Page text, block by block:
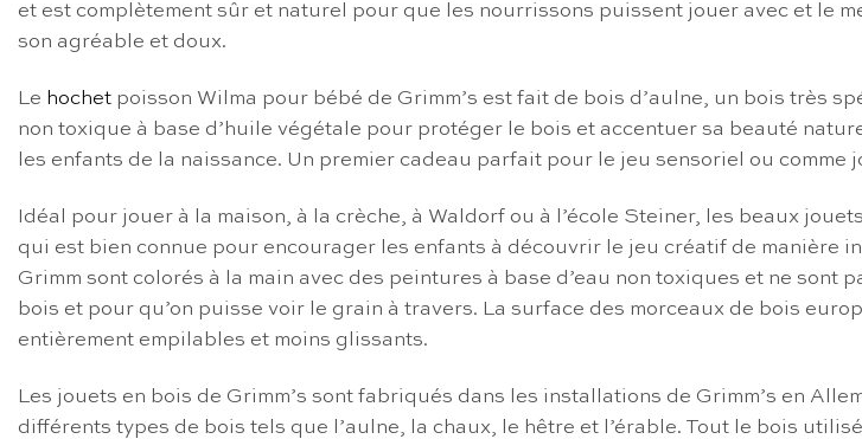
et est complètement sûr et naturel pour que les nourrissons puissent jouer avec et le
son agréable et doux.
Le hochet poisson Wilma pour bébé de Grimm’s est fait de bois d’aulne, un bois très
non toxique à base d’huile végétale pour protéger le bois et accentuer sa beauté
les enfants de la naissance. Un premier cadeau parfait pour le jeu sensoriel ou comme
Idéal pour jouer à la maison, à la crèche, à Waldorf ou à l’école Steiner, les beaux
qui est bien connue pour encourager les enfants à découvrir le jeu créatif de manière
Grimm sont colorés à la main avec des peintures à base d’eau non toxiques et ne
bois et pour qu’on puisse voir le grain à travers. La surface des morceaux de bois
entièrement empilables et moins glissants.
Les jouets en bois de Grimm’s sont fabriqués dans les installations de Grimm’s en
différents types de bois tels que l’aulne, la chaux, le hêtre et l’érable. Tout le bois